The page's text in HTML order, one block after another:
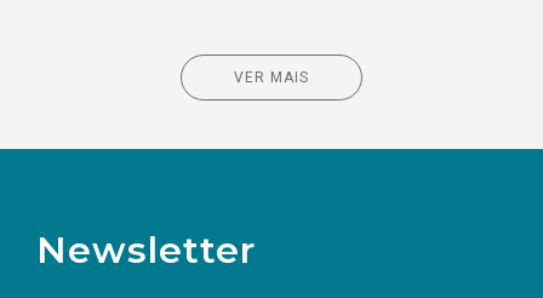
VER MAIS
Newsletter